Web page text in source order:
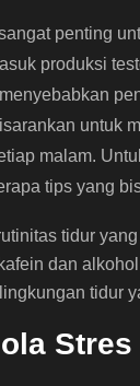
penting
produksi
untuk
malam.
tips yang
tidur
dan
tidur
Stres